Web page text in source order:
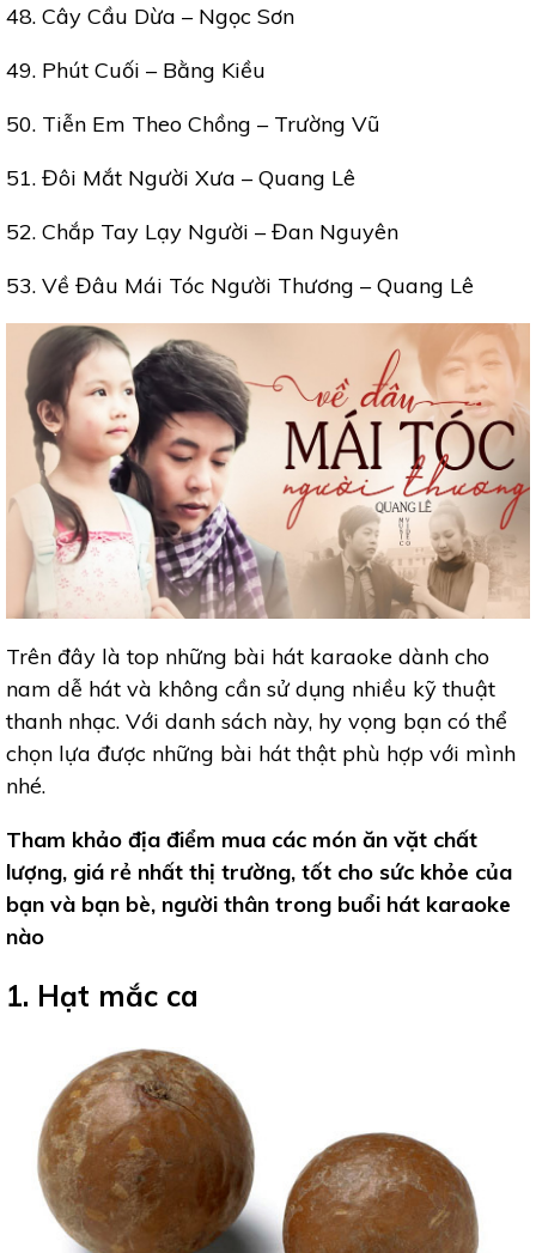
48. Cây Cầu Dừa – Ngọc Sơn
49. Phút Cuối – Bằng Kiều
50. Tiễn Em Theo Chồng – Trường Vũ
51. Đôi Mắt Người Xưa – Quang Lê
52. Chắp Tay Lạy Người – Đan Nguyên
53. Về Đâu Mái Tóc Người Thương – Quang Lê
Trên đây là top những bài hát karaoke dành cho
nam dễ hát và không cần sử dụng nhiều kỹ thuật
thanh nhạc. Với danh sách này, hy vọng bạn có thể
chọn lựa được những bài hát thật phù hợp với mình
nhé.
Tham khảo địa điểm mua các món ăn vặt chất
lượng, giá rẻ nhất thị trường, tốt cho sức khỏe của
bạn và bạn bè, người thân trong buổi hát karaoke
nào
1. Hạt mắc ca